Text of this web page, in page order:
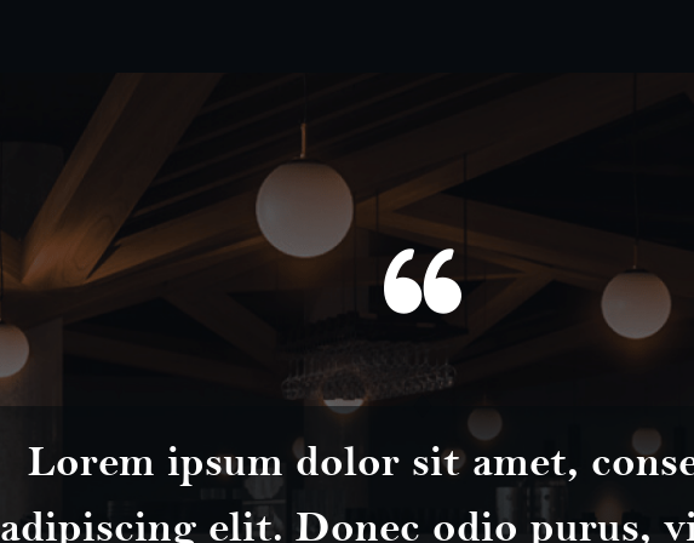
Lorem ipsum dolor sit amet,
adipiscing elit. Donec odio purus,